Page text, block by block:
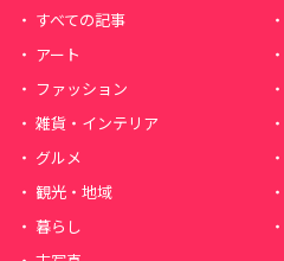
すべての記事
アート
ファッション
雑貨・インテリア
グルメ
観光・地域
暮らし